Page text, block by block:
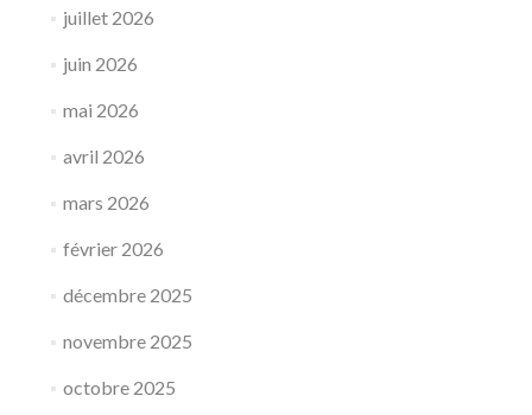
juillet 2026
juin 2026
mai 2026
avril 2026
mars 2026
février 2026
décembre 2025
novembre 2025
octobre 2025